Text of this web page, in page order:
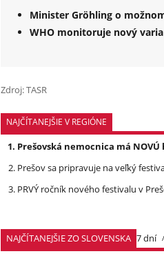
Minister Gröhling o
WHO monitoruje nový
Zdroj: TASR
NAJČÍTANEJŠIE V REGIÓNE
Prešovská nemocnica má
Prešov sa pripravuje na veľký
PRVÝ ročník nového festivalu v
NAJČÍTANEJŠIE ZO SLOVENSKA 7 dní